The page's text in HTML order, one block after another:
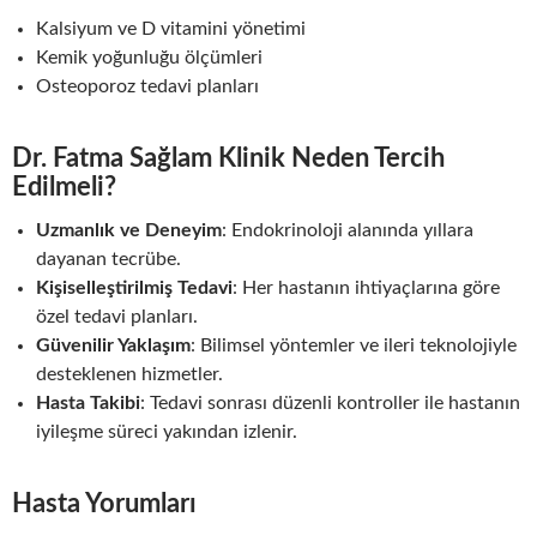
Kalsiyum ve D vitamini yönetimi
Kemik yoğunluğu ölçümleri
Osteoporoz tedavi planları
Dr. Fatma Sağlam Klinik Neden Tercih
Edilmeli?
Uzmanlık ve Deneyim: Endokrinoloji alanında yıllara
dayanan tecrübe.
Kişiselleştirilmiş Tedavi: Her hastanın ihtiyaçlarına göre
özel tedavi planları.
Güvenilir Yaklaşım: Bilimsel yöntemler ve ileri teknolojiyle
desteklenen hizmetler.
Hasta Takibi: Tedavi sonrası düzenli kontroller ile hastanın
iyileşme süreci yakından izlenir.
Hasta Yorumları